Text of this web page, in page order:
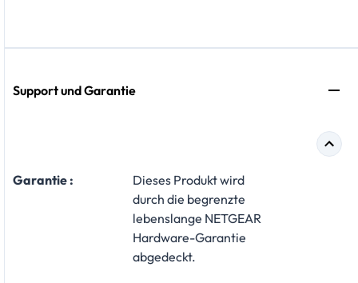
Support und Garantie
Garantie :
Dieses Produkt wird
durch die begrenzte
lebenslange NETGEAR
Hardware-Garantie
abgedeckt.